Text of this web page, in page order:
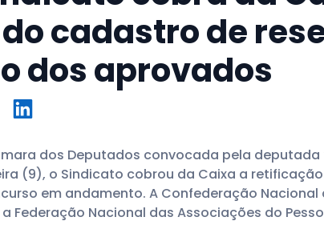
cadastro de
dos aprovados
dos Deputados convocada pela deputada
(9), o Sindicato cobrou da Caixa a
em andamento. A Confederação Nacional
Federação Nacional das Associações do